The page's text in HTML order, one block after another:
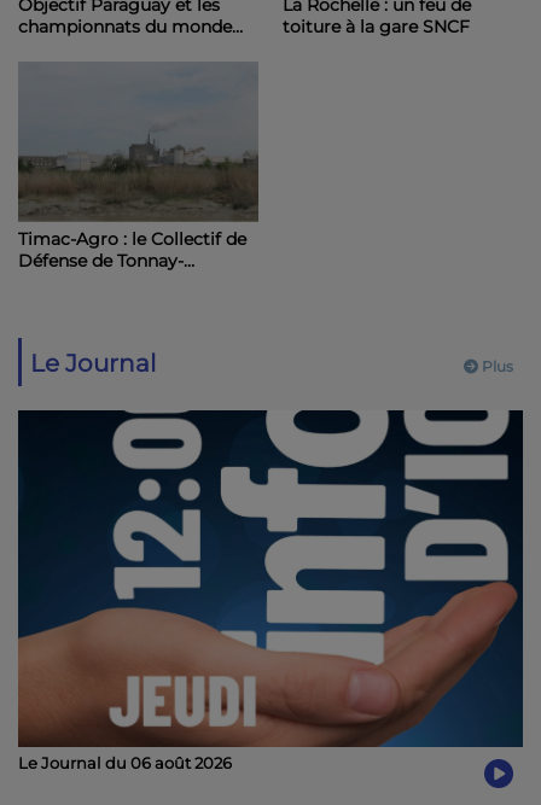
Objectif Paraguay et les
championnats du monde
La Rochelle : un feu de
toiture à la gare SNCF
Timac-Agro : le Collectif de
Défense de Tonnay-
Plus
Le Journal
Le Journal du 06 août 2026